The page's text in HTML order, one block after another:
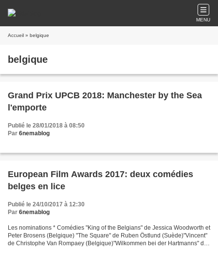
MENU
Accueil » belgique
belgique
Grand Prix UPCB 2018: Manchester by the Sea
l'emporte
Publié le 28/01/2018 à 08:50
Par 6nemablog
European Film Awards 2017: deux comédies
belges en lice
Publié le 24/10/2017 à 12:30
Par 6nemablog
Les nominations * Comédies "King of the Belgians" de Jessica Woodworth et
Peter Brosens (Belgique) "The Square" de Ruben Östlund (Suède)"Vincent"
de Christophe Van Rompaey (Belgique)"Wilkommen bei der Hartmanns" de